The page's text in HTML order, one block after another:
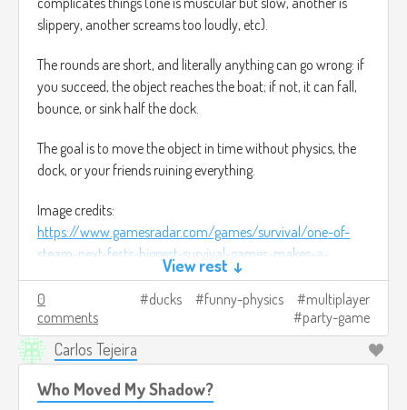
slippery, another screams too loudly, etc).
The rounds are short, and literally anything can go wrong: if
you succeed, the object reaches the boat; if not, it can fall,
bounce, or sink half the dock.
The goal is to move the object in time without physics, the
dock, or your friends ruining everything.
Image credits:
https://www.gamesradar.com/games/survival/one-of-
steam-next-fests-biggest-survival-games-makes-a-
compelling-promise-imagine-dayz-or-rust-but-youre-a-
duck/
(It was the closest thing I found to use as a
reference).
View rest ↓
0
comments
ducks funny-physics
multiplayer
party-game
Carlos Tejeira
Who Moved My Shadow?